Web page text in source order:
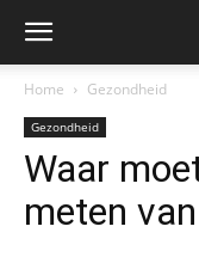
Home Gezondheid
Gezondheid
Waar
meten